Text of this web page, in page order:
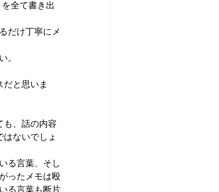
全て書き出
だけ丁寧にメ
。
と思いま
も、話の内容
ないでしょ
る言葉、そし
ったメモは殴
る言葉も断片